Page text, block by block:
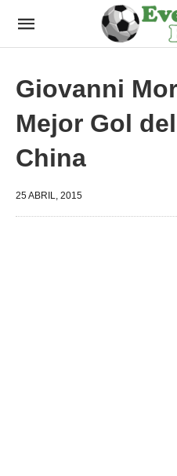
Giovanni
Mejor Gol
China
25 ABRIL, 2015